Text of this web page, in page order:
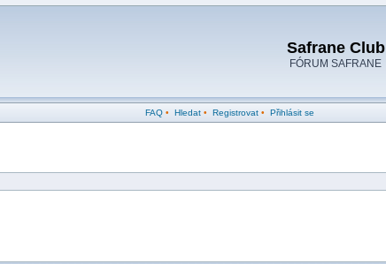
Safrane Club
FÓRUM SAFRANE
FAQ• Hledat• Registrovat• Přihlásit se